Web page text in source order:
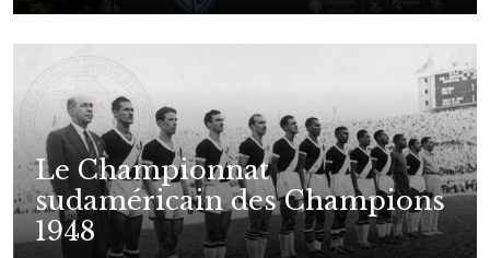
Le Championnat
sudaméricain des Champions
1948